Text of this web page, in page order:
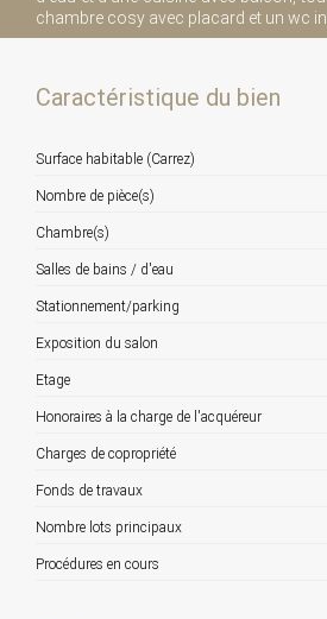
chambre cosy avec placard et un wc
Caractéristique du bien
Surface habitable (Carrez)
Nombre de pièce(s)
Chambre(s)
Salles de bains / d'eau
Stationnement/parking
Exposition du salon
Etage
Honoraires à la charge de l'acquéreur
Charges de copropriété
Fonds de travaux
Nombre lots principaux
Procédures en cours